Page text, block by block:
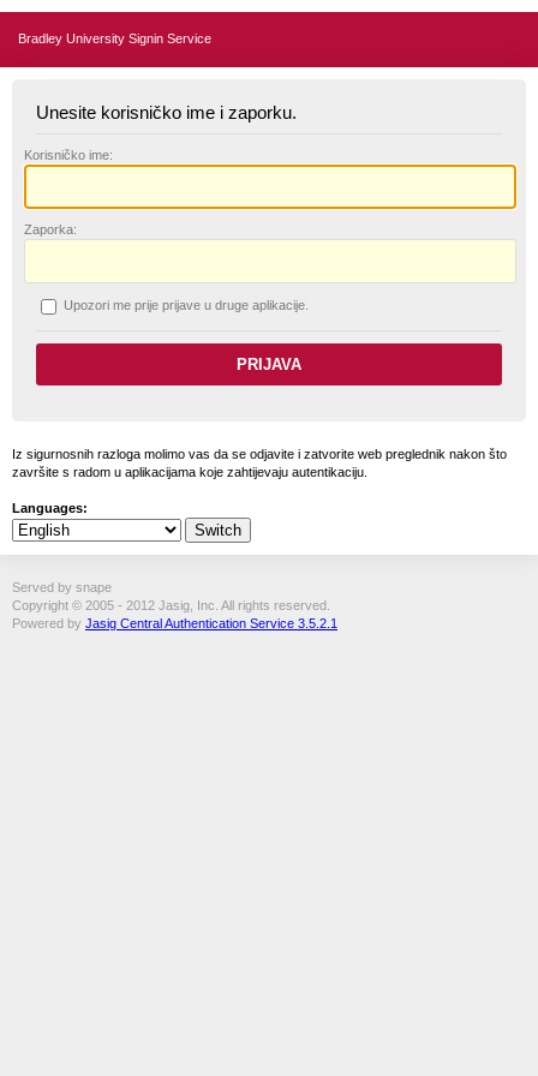
Bradley University Signin Service
Unesite korisničko ime i zaporku.
Korisničko ime:
Zaporka:
Upozori me prije prijave u druge aplikacije.
Iz sigurnosnih razloga molimo vas da se odjavite i zatvorite web preglednik nakon što
završite s radom u aplikacijama koje zahtijevaju autentikaciju.
Languages:
Served by snape
Copyright © 2005 - 2012 Jasig, Inc. All rights reserved.
Powered by Jasig Central Authentication Service 3.5.2.1